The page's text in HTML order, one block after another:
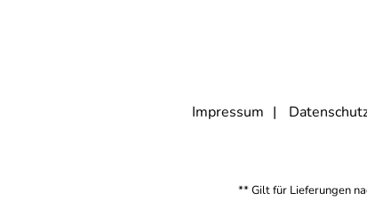
Impressum
** Gilt für Lieferungen